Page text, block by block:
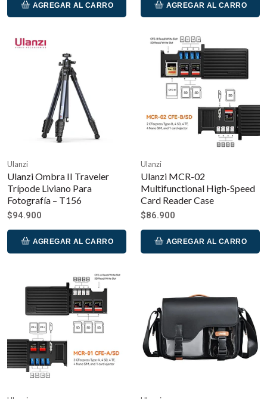
AGREGAR AL CARRO AGREGAR AL CARRO
Ulanzi
Ulanzi Ombra II Traveler
Trípode Liviano Para
Fotografía – T156
$94.900
AGREGAR AL CARRO
Ulanzi
Ulanzi MCR-02
Multifunctional High-Speed
Card Reader Case
$86.900
AGREGAR AL CARRO